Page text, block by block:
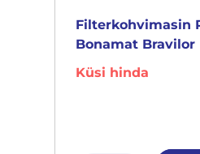
Filterkohvimasin
Bonamat Bravilor
Küsi hinda